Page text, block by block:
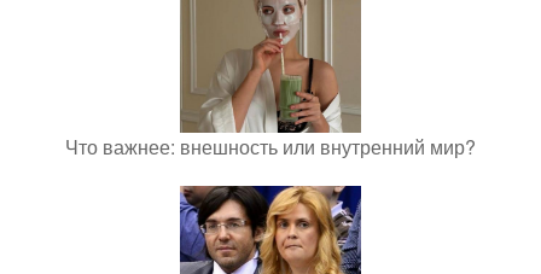
Что важнее: внешность или внутренний мир?